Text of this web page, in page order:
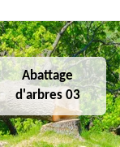
Abattage
d'arbres 03